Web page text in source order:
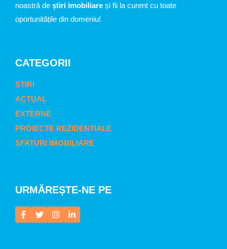
noastră de știri imobiliare și fii la curent cu toate
oportunitățile din domeniu!
CATEGORII
STIRI
ACTUAL
EXTERNE
PROIECTE REZIDENTIALE
SFATURI IMOBILIARE
URMĂREȘTE-NE PE